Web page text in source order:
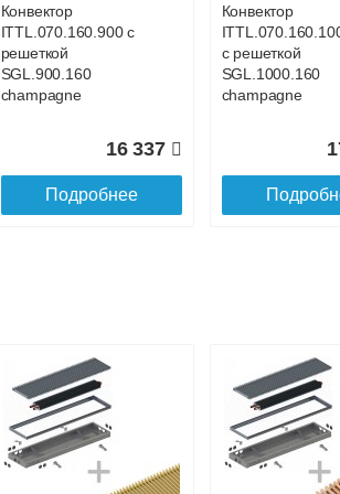
Конвектор
ITTL.070.160.900 с
решеткой
SGL.900.160
champagne
16 337
Подробнее
Конвектор
с решеткой
SGL.1000.160
champagne
Конвектор
ITTL.070.160.1400
Конвектор